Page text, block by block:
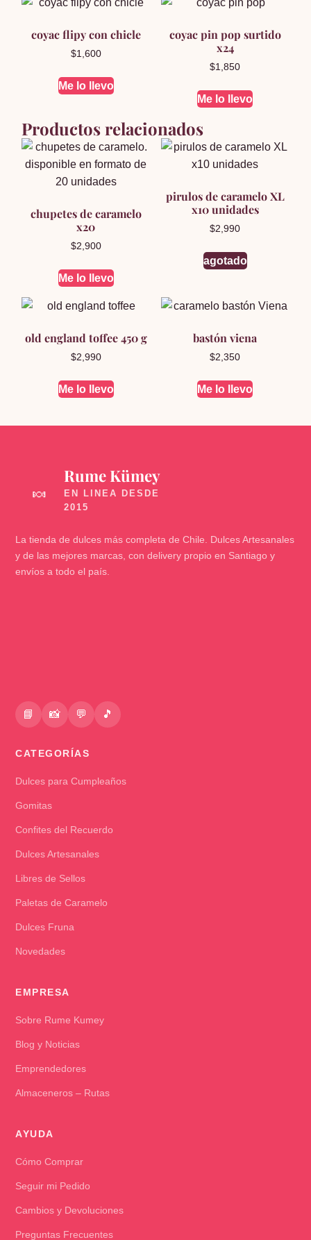
coyac flipy con chicle
$1,600
Me lo llevo
coyac pin pop surtido
x24
$1,850
Me lo llevo
Productos relacionados
chupetes de caramelo
x20
$2,900
Me lo llevo
pirulos de caramelo XL
x10 unidades
$2,990
agotado
old england toffee 450 g
$2,990
Me lo llevo
bastón viena
$2,350
Me lo llevo
🍬
Rume Kümey
La tienda de dulces más completa de Chile. Dulces Artesanales
y de las mejores marcas, con delivery propio en Santiago y
envíos a todo el país.
📘 📸 💬 🎵
CATEGORÍAS
Dulces para Cumpleaños
Gomitas
Confites del Recuerdo
Dulces Artesanales
Libres de Sellos
Paletas de Caramelo
Dulces Fruna
Novedades
EMPRESA
Sobre Rume Kumey
Blog y Noticias
Emprendedores
Almaceneros – Rutas
AYUDA
Cómo Comprar
Seguir mi Pedido
Cambios y Devoluciones
Preguntas Frecuentes